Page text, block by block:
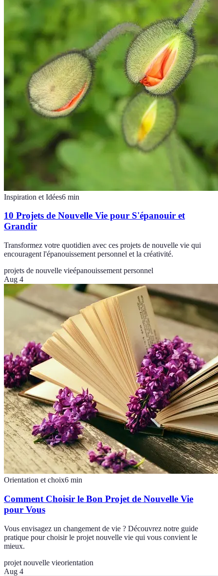
Inspiration et Idées6 min
10 Projets de Nouvelle Vie pour S'épanouir et
Grandir
Transformez votre quotidien avec ces projets de nouvelle vie qui
encouragent l'épanouissement personnel et la créativité.
projets de nouvelle vieépanouissement personnel
Aug 4
Orientation et choix6 min
Comment Choisir le Bon Projet de Nouvelle Vie
pour Vous
Vous envisagez un changement de vie ? Découvrez notre guide
pratique pour choisir le projet nouvelle vie qui vous convient le
mieux.
projet nouvelle vieorientation
Aug 4